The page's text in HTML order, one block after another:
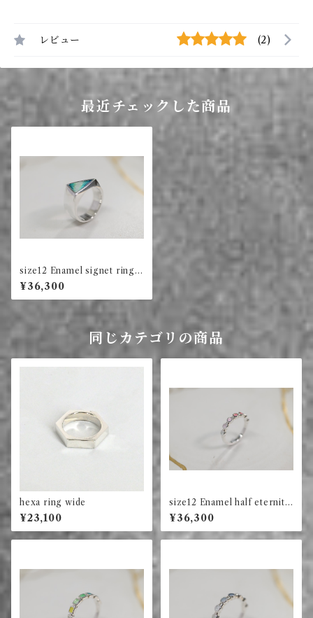
レビュー (2)
最近チェックした商品
size12 Enamel signet ring t
riangle (green)
¥36,300
同じカテゴリの商品
hexa ring wide
¥23,100
size12 Enamel half eternity
ring circle (red)
¥36,300